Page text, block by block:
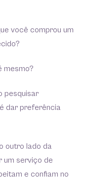
você comprou um
mesmo?
pesquisar
dar preferência
outro lado da
um serviço de
e confiam no